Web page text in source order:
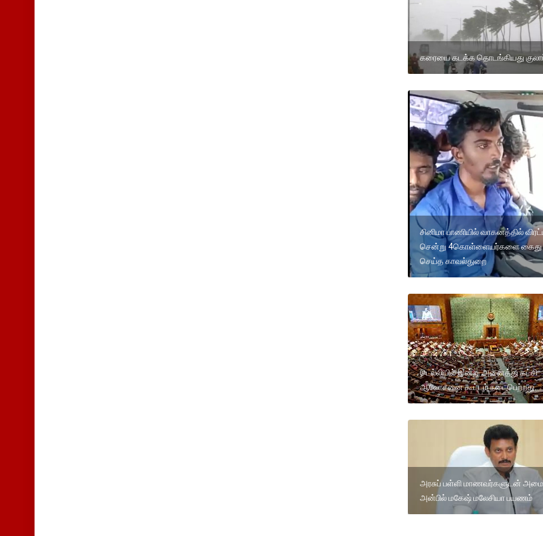
கரையை கடக்க தொடங்கியது
சினிமா பாணியில் வாகனத்தில்
சென்று 4கொள்ளையர்களை கைது
செய்த காவல்துறை
டெல்லியில் இன்று அனைத்து கட்சி
ஆலோசனை கூட்டம் நடைபெற்றது.
அரசுப் பள்ளி மாணவர்களுடன்
அன்பில் மகேஷ் மலேசியா பயணம்